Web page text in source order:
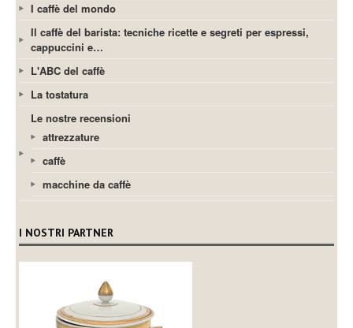
I caffè del mondo
Il caffè del barista: tecniche ricette e segreti per espressi,
cappuccini e…
L'ABC del caffè
La tostatura
Le nostre recensioni
attrezzature
caffè
macchine da caffè
I NOSTRI PARTNER